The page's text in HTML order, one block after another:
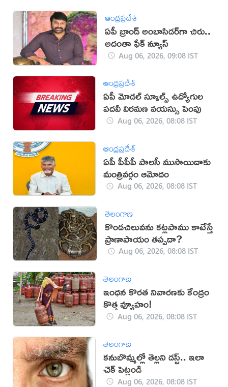
ఆంధ్రప్రదేశ్
ఏపీ బ్రాండ్‌ అంబాసిడర్‌గా చిరు..
అదంతా ఫేక్‌ న్యూస్‌
Aug 06, 2026, 09:08 IST
ఆంధ్రప్రదేశ్
ఏపీ మోడల్ స్కూల్స్ ఉద్యోగుల
పదవీ విరమణ వయస్సు పెంపు
Aug 06, 2026, 08:08 IST
ఆంధ్రప్రదేశ్
ఏపీ పీపీపీ పాలసీ ముసాయిదాకు
మంత్రివర్గం ఆమోదం
Aug 06, 2026, 08:08 IST
తెలంగాణ
కొండచిలువను కట్లపాము కాటేస్తే
ప్రాణాపాయం తప్పదా?
Aug 06, 2026, 08:08 IST
తెలంగాణ
ఇంధన కొరత నివారణకు కేంద్రం
కొత్త వ్యూహం!
Aug 06, 2026, 08:08 IST
తెలంగాణ
కనుబొమ్మల్లో తెల్లని డస్ట్.. ఇలా
చెక్ పెట్టండి
Aug 06, 2026, 08:08 IST